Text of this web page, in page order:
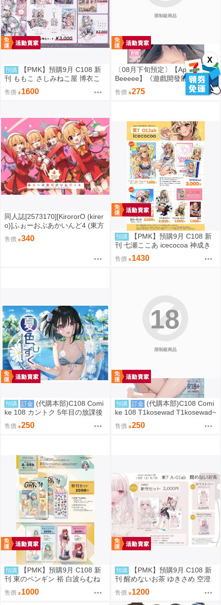
X
預購
【PMK】預購9月 C108 新
刊 ももこ さしみねこ屋 博衣こ
より 銀城サイネ Hololive VSPO
售價 1600
限制級商品
〔08月下旬預定〕【Apoidea/Dr.
Beeeee】《遊戲開發部與老師胯
下的又大又貴的閃耀器械》B5/40
P黑白內頁/繁體中文/無修正⬢黑
ルアカ) FF47
售價 275
同人誌[2573170][KirororO (kirer
o)]ふぉーおぶあかいんど4 (東方
Project )
售價 340 預購
【PMK】預購9月 C108 新
刊 七瀬ここあ icecocoa 神成き
ゅぴ VSPO
售價 1430
預購 訂金 (代購本部)C108 Comi
ke 108 カントク 5年目の放課後
C108數量限定新刊「夏色しずく
う (隨機簽名本)」8.15發售預定
售價 250
限制級商品
18
預購 訂金 (代購本部)C108 Comi
ke 108 T1kosewad T1kosewad~
~ 蔚藍檔案 C108數量限定新刊
「二人ならいいでしょう (隨機簽
售價 250
預購
【PMK】預購9月 C108 新
刊 東のペンギン 裕 白波らむね
VSPO
售價 1000
預購
【PMK】預購9月 C108 新
刊 醒めないお茶 ゆきさめ 空澄
セナ VSPO
售價 1200